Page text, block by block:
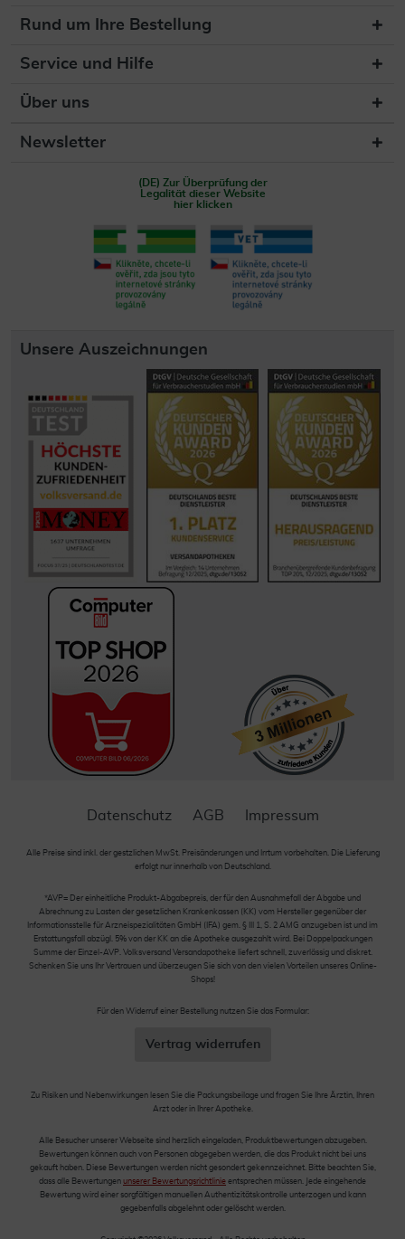
Rund um Ihre Bestellung
Service und Hilfe
Über uns
Newsletter
(DE) Zur Überprüfung der
Legalität dieser Website
hier klicken
Unsere Auszeichnungen
Datenschutz AGB Impressum
Alle Preise sind inkl. der gestzlichen MwSt. Preisänderungen und Irrtum vorbehalten. Die Lieferung
erfolgt nur innerhalb von Deutschland.
*AVP= Der einheitliche Produkt-Abgabepreis, der für den Ausnahmefall der Abgabe und
Abrechnung zu Lasten der gesetzlichen Krankenkassen (KK) vom Hersteller gegenüber der
Informationsstelle für Arzneispezialitäten GmbH (IFA) gem. § III 1, S. 2 AMG anzugeben ist und im
Erstattungsfall abzügl. 5% von der KK an die Apotheke ausgezahlt wird. Bei Doppelpackungen
Summe der Einzel-AVP. Volksversand Versandapotheke liefert schnell, zuverlässig und diskret.
Schenken Sie uns Ihr Vertrauen und überzeugen Sie sich von den vielen Vorteilen unseres Online-
Shops!
Für den Widerruf einer Bestellung nutzen Sie das Formular:
Vertrag widerrufen
Zu Risiken und Nebenwirkungen lesen Sie die Packungsbeilage und fragen Sie Ihre Ärztin, Ihren
Arzt oder in Ihrer Apotheke.
Alle Besucher unserer Webseite sind herzlich eingeladen, Produktbewertungen abzugeben.
Bewertungen können auch von Personen abgegeben werden, die das Produkt nicht bei uns
gekauft haben. Diese Bewertungen werden nicht gesondert gekennzeichnet. Bitte beachten Sie,
dass alle Bewertungen unserer Bewertungsrichtlinie entsprechen müssen. Jede eingehende
Bewertung wird einer sorgfältigen manuellen Authentizitätskontrolle unterzogen und kann
gegebenfalls abgelehnt oder gelöscht werden.